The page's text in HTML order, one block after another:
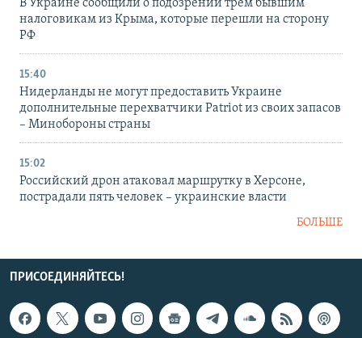
В Украине сообщили о подозрении трем бывшим
налоговикам из Крыма, которые перешли на сторону
РФ
15:40
Нидерланды не могут предоставить Украине
дополнительные перехватчики Patriot из своих запасов
– Минобороны страны
15:02
Российский дрон атаковал маршрутку в Херсоне,
пострадали пять человек – украинские власти
БОЛЬШЕ
ПРИСОЕДИНЯЙТЕСЬ!